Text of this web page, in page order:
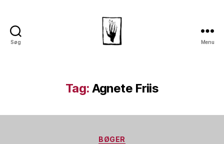
Søg Menu
Tag: Agnete Friis
Kategorier
BØGER